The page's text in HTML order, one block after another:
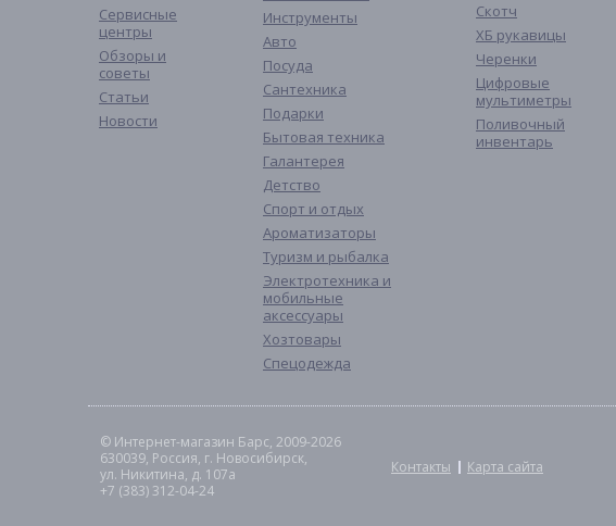
Сервисные
центры
Обзоры и
советы
Статьи
Новости
Инструменты
Авто
Посуда
Сантехника
Подарки
Бытовая техника
Галантерея
Детство
Спорт и отдых
Ароматизаторы
Туризм и рыбалка
Электротехника и
мобильные
аксессуары
Хозтовары
Спецодежда
Скотч
ХБ рукавицы
Черенки
Цифровые
мультиметры
Поливочный
инвентарь
© Интернет-магазин Барс, 2009-2026
630039, Россия, г. Новосибирск,
ул. Никитина, д. 107а
+7 (383) 312-04-24
Контакты Карта сайта